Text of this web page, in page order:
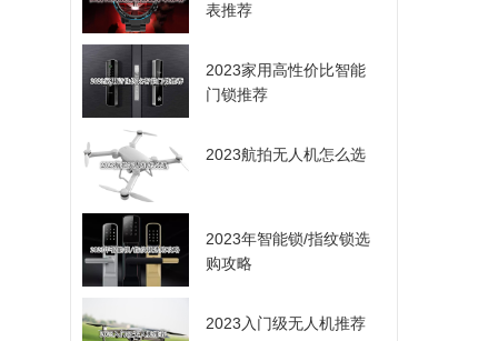
表推荐
2023家用高性价比智能
门锁推荐
2023航拍无人机怎么选
2023年智能锁/指纹锁选
购攻略
2023入门级无人机推荐